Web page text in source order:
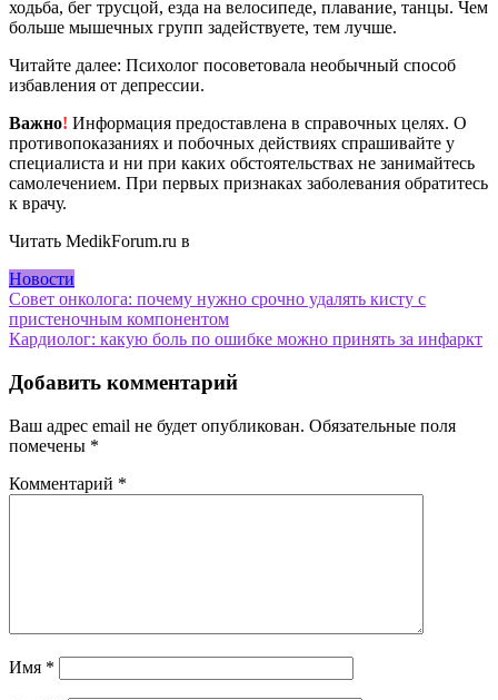
ходьба, бег трусцой, езда на велосипеде, плавание, танцы. Чем
больше мышечных групп задействуете, тем лучше.
Читайте далее: Психолог посоветовала необычный способ
избавления от депрессии.
Важно! Информация предоставлена в справочных целях. О
противопоказаниях и побочных действиях спрашивайте у
специалиста и ни при каких обстоятельствах не занимайтесь
самолечением. При первых признаках заболевания обратитесь
к врачу.
Читать MedikForum.ru в
Новости
Навигация
по
Совет онколога: почему нужно срочно удалять кисту с
пристеночным компонентом
Кардиолог: какую боль по ошибке можно принять за инфаркт
Добавить комментарий
Ваш адрес email не будет опубликован. Обязательные поля
помечены *
Комментарий *
Имя *